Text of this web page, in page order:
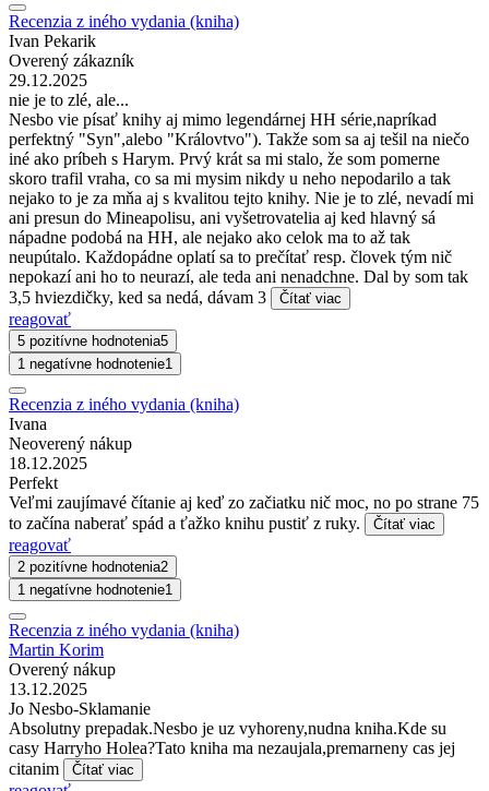
Recenzia z iného vydania (kniha)
Ivan Pekarik
Overený zákazník
29.12.2025
nie je to zlé, ale...
Nesbo vie písať knihy aj mimo legendárnej HH série,napríkad
perfektný "Syn",alebo "Královtvo"). Takže som sa aj tešil na niečo
iné ako príbeh s Harym. Prvý krát sa mi stalo, že som pomerne
skoro trafil vraha, co sa mi mysim nikdy u neho nepodarilo a tak
nejako to je za mňa aj s kvalitou tejto knihy. Nie je to zlé, nevadí mi
ani presun do Mineapolisu, ani vyšetrovatelia aj ked hlavný sá
nápadne podobá na HH, ale nejako ako celok ma to až tak
neupútalo. Každopádne oplatí sa to prečítať resp. človek tým nič
nepokazí ani ho to neurazí, ale teda ani nenadchne. Dal by som tak
3,5 hviezdičky, ked sa nedá, dávam 3
Čítať viac
reagovať
5 pozitívne hodnotenia5
1 negatívne hodnotenie1
Recenzia z iného vydania (kniha)
Ivana
Neoverený nákup
18.12.2025
Perfekt
Veľmi zaujímavé čítanie aj keď zo začiatku nič moc, no po strane 75
to začína naberať spád a ťažko knihu pustiť z ruky.
Čítať viac
reagovať
2 pozitívne hodnotenia2
1 negatívne hodnotenie1
Recenzia z iného vydania (kniha)
Martin Korim
Overený nákup
13.12.2025
Jo Nesbo-Sklamanie
Absolutny prepadak.Nesbo je uz vyhoreny,nudna kniha.Kde su
casy Harryho Holea?Tato kniha ma nezaujala,premarneny cas jej
citanim
Čítať viac